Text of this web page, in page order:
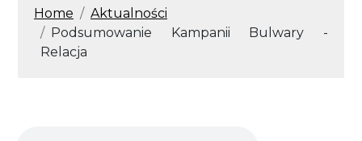
ŚCIEŻKA NAWIGACYJNA
Home
Aktualności
Podsumowanie Kampanii Bulwary -
Relacja